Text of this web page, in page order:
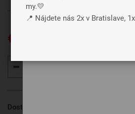
my.💛
📍 Nájdete nás 2x v Bratislave,
€ 59
Dostupnosť